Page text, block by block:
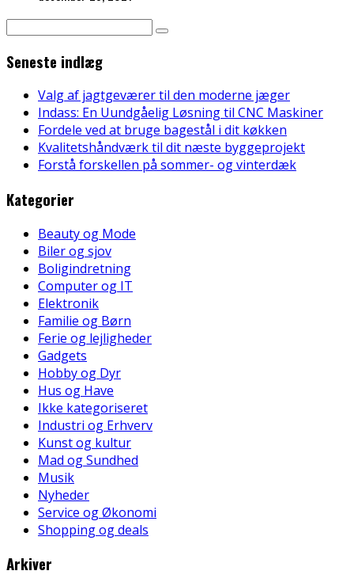
Seneste indlæg
Valg af jagtgeværer til den moderne jæger
Indass: En Uundgåelig Løsning til CNC Maskiner
Fordele ved at bruge bagestål i dit køkken
Kvalitetshåndværk til dit næste byggeprojekt
Forstå forskellen på sommer- og vinterdæk
Kategorier
Beauty og Mode
Biler og sjov
Boligindretning
Computer og IT
Elektronik
Familie og Børn
Ferie og lejligheder
Gadgets
Hobby og Dyr
Hus og Have
Ikke kategoriseret
Industri og Erhverv
Kunst og kultur
Mad og Sundhed
Musik
Nyheder
Service og Økonomi
Shopping og deals
Arkiver